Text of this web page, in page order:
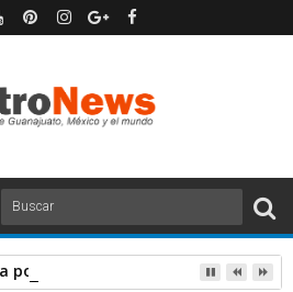
por denuncia de defectos en los